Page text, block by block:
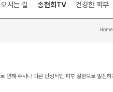
오시는 길 송현희TV 건강한 피부
Home
인해 주사나 다른 만성적인 피부 질환으로 발전